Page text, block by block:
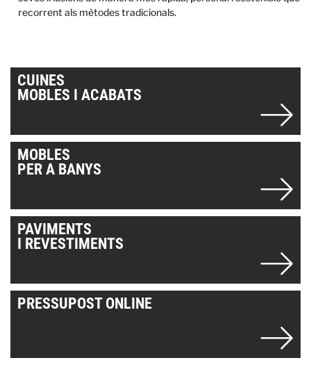
recorrent als mètodes tradicionals.
CUINES
MOBLES I ACABATS
MOBLES
PER A BANYS
PAVIMENTS
I REVESTIMENTS
PRESSUPOST ONLINE